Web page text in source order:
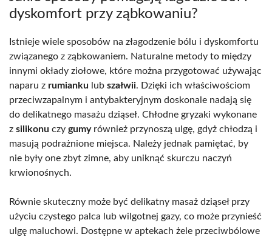
dyskomfort przy ząbkowaniu?
Istnieje wiele sposobów na złagodzenie bólu i dyskomfortu
związanego z ząbkowaniem. Naturalne metody to między
innymi okłady ziołowe, które można przygotować używając
naparu z rumianku lub szałwii. Dzięki ich właściwościom
przeciwzapalnym i antybakteryjnym doskonale nadają się
do delikatnego masażu dziąseł. Chłodne gryzaki wykonane
z silikonu czy gumyrównież przynoszą ulgę, gdyż chłodzą i
masują podrażnione miejsca. Należy jednak pamiętać, by
nie były one zbyt zimne, aby uniknąć skurczu naczyń
krwionośnych.
Równie skuteczny może być delikatny masaż dziąseł przy
użyciu czystego palca lub wilgotnej gazy, co może przynieść
ulgę maluchowi. Dostępne w aptekach żele przeciwbólowe